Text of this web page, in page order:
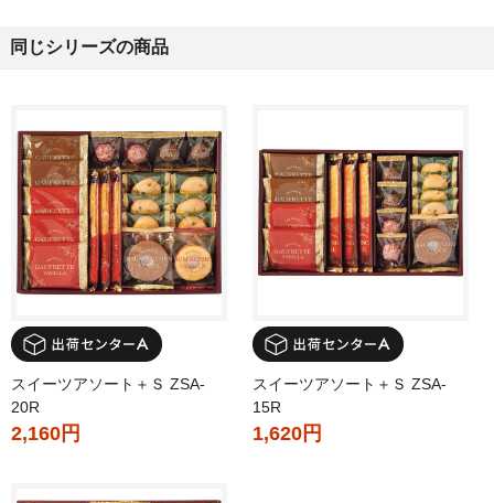
同じシリーズの商品
スイーツアソート＋Ｓ ZSA-
20R
2,160円
スイーツアソート＋Ｓ ZSA-
15R
1,620円